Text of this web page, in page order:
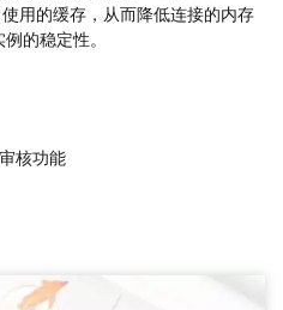
用的缓存，从而降低连接的内存
的稳定性。
核功能